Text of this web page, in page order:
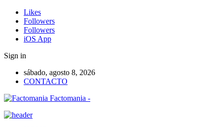
Likes
Followers
Followers
iOS App
Sign in
sábado, agosto 8, 2026
CONTACTO
Factomania -